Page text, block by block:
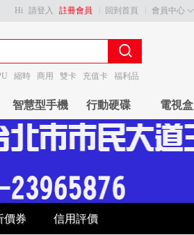
回到首頁 會員中心
Hi 請登入 註冊會員
縮時 商用 雙卡 充值卡 福利品
智慧型手機 行動硬碟 電視盒
價券 信用評價